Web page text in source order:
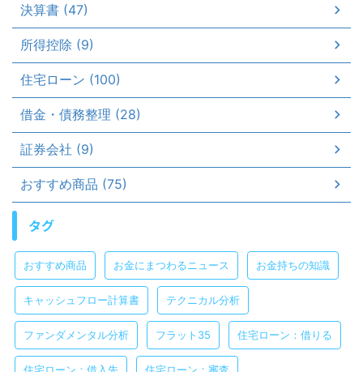
決算書 (47)
所得控除 (9)
住宅ローン (100)
借金・債務整理 (28)
証券会社 (9)
おすすめ商品 (75)
タグ
おすすめ商品 お金にまつわるニュース お金持ちの知識
キャッシュフロー計算書 テクニカル分析
ファンダメンタル分析 フラット35 住宅ローン：借りる
住宅ローン：借入先 住宅ローン：審査